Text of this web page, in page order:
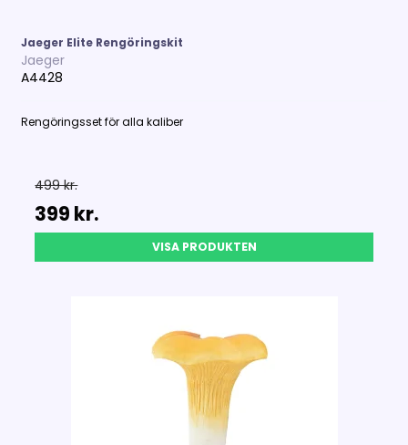
Jaeger Elite Rengöringskit
Jaeger
A4428
Rengöringsset för alla kaliber
499 kr.
399 kr.
VISA PRODUKTEN